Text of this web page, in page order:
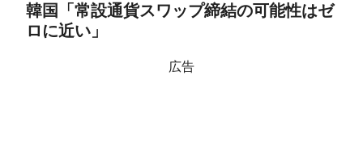
韓国「常設通貨スワップ締結の可能性はゼ
ロに近い」
広告